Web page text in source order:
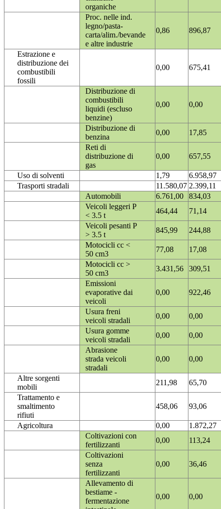
organiche
Proc. nelle ind.
legno/pasta-
carta/alim./bevande
e altre industrie
0,86 896,87
Estrazione e
distribuzione dei
combustibili
fossili
0,00 675,41
Distribuzione di
combustibili
liquidi (escluso
benzine)
0,00 0,00
Distribuzione di
benzina
0,00
17,85
Reti di
distribuzione di
gas
0,00 657,55
Uso di solventi 1,79
6.958,97
Trasporti stradali
11.580,07 2.399,11
Automobili
6.761,00
834,03
Veicoli leggeri P
< 3.5 t
464,44
71,14
Veicoli pesanti P
> 3.5 t
845,99
244,88
Motocicli cc <
50 cm3
77,08
17,08
Motocicli cc >
50 cm3
3.431,56
309,51
Emissioni
evaporative dai
veicoli
0,00 922,46
Usura freni
veicoli stradali
0,00
0,00
Usura gomme
veicoli stradali
0,00
0,00
Abrasione
strada veicoli
stradali
0,00 0,00
Altre sorgenti
mobili
211,98
65,70
Trattamento e
smaltimento
rifiuti
458,06 93,06
Agricoltura 0,00
1.872,27
Coltivazioni con
fertilizzanti
0,00
113,24
Coltivazioni
senza
fertilizzanti
0,00 36,46
Allevamento di
bestiame -
fermentazione
0,00 0,00